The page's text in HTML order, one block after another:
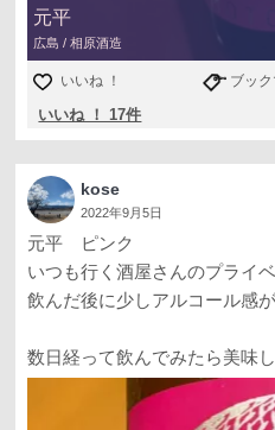
元平
広島 / 相原酒造
いいね ！ ブック
いいね ！ 17件
kose
2022年9月5日
元平 ピンク
いつも行く酒屋さんのプライ
飲んだ後に少しアルコール感
数日経って飲んでみたら美味